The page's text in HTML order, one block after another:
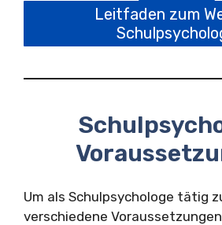
Leitfaden zum
Um als Schulpsychologe tätig
verschiedene